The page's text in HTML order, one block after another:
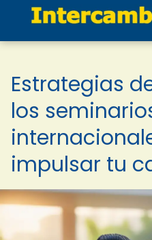
Estrategias
los
impulsar tu